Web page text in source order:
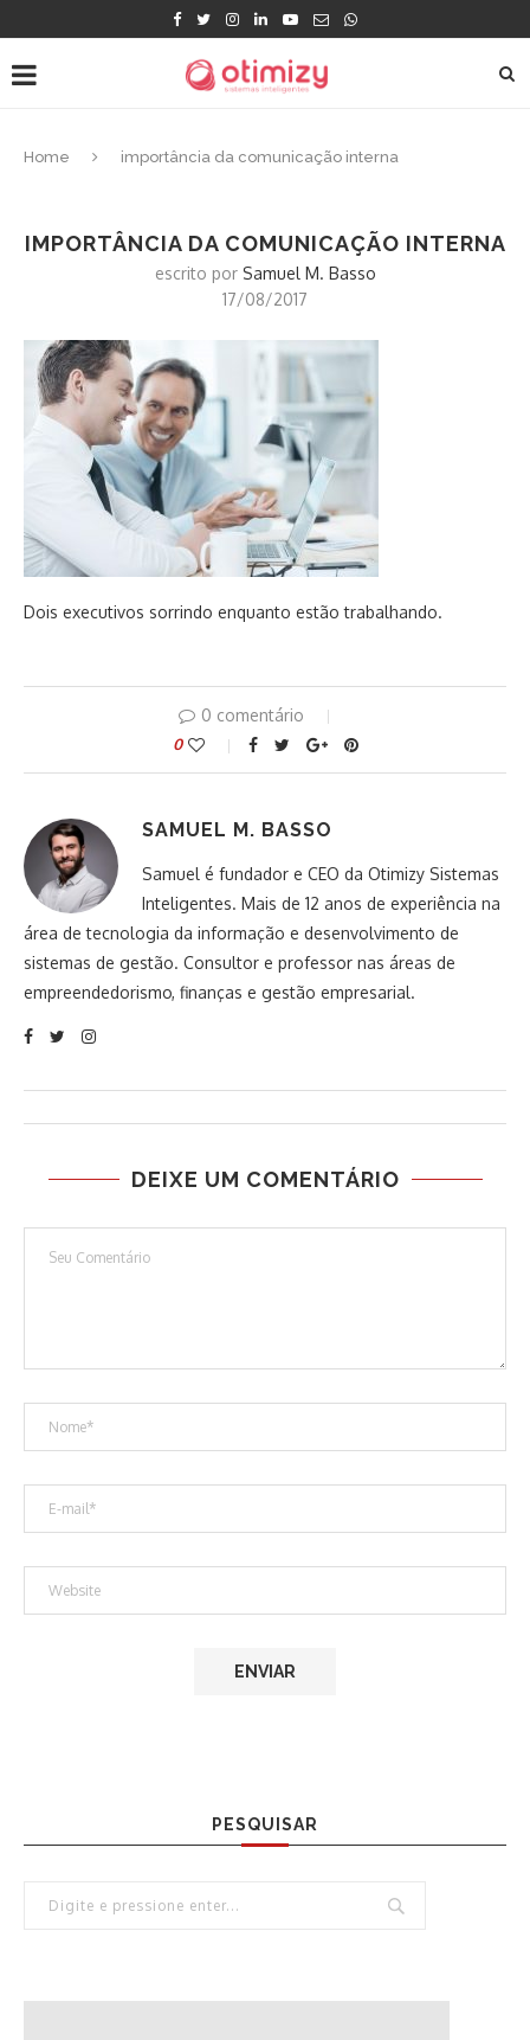
Home importância da comunicação interna
IMPORTÂNCIA DA COMUNICAÇÃO INTERNA
escrito por Samuel M. Basso
17/08/2017
Dois executivos sorrindo enquanto estão trabalhando.
0 comentário
0
SAMUEL M. BASSO
Samuel é fundador e CEO da Otimizy Sistemas
Inteligentes. Mais de 12 anos de experiência na
área de tecnologia da informação e desenvolvimento de
sistemas de gestão. Consultor e professor nas áreas de
empreendedorismo, finanças e gestão empresarial.
DEIXE UM COMENTÁRIO
PESQUISAR